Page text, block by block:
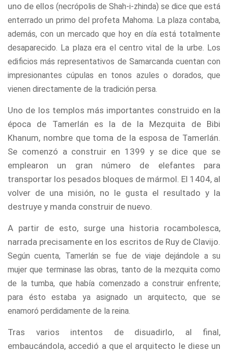
uno de ellos (necrópolis de Shah-i-zhinda) se dice que está
enterrado un primo del profeta Mahoma. La plaza contaba,
además, con un mercado que hoy en día está totalmente
desaparecido. La plaza era el centro vital de la urbe. Los
edificios más representativos de Samarcanda cuentan con
impresionantes cúpulas en tonos azules o dorados, que
vienen directamente de la tradición persa.
Uno de los templos más importantes construido en la
época de Tamerlán es la de la Mezquita de Bibi
Khanum, nombre que toma de la esposa de Tamerlán.
Se comenzó a construir en 1399 y se dice que se
emplearon un gran número de elefantes para
transportar los pesados bloques de mármol. El 1404, al
volver de una misión, no le gusta el resultado y la
destruye y manda construir de nuevo.
A partir de esto, surge una historia rocambolesca,
narrada precisamente en los escritos de Ruy de Clavijo.
Según cuenta, Tamerlán se fue de viaje dejándole a su
mujer que terminase las obras, tanto de la mezquita como
de la tumba, que había comenzado a construir enfrente;
para ésto estaba ya asignado un arquitecto, que se
enamoró perdidamente de la reina.
Tras varios intentos de disuadirlo, al final,
embaucándola, accedió a que el arquitecto le diese un